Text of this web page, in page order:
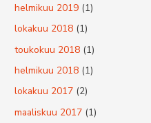
helmikuu 2019 (1)
lokakuu 2018 (1)
toukokuu 2018 (1)
helmikuu 2018 (1)
lokakuu 2017 (2)
maaliskuu 2017 (1)